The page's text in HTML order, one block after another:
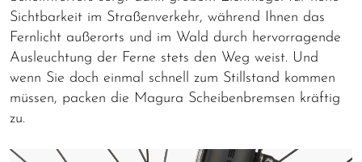
Sichtbarkeit im Straßenverkehr, während Ihnen das
Fernlicht außerorts und im Wald durch hervorragende
Ausleuchtung der Ferne stets den Weg weist. Und
wenn Sie doch einmal schnell zum Stillstand kommen
müssen, packen die Magura Scheibenbremsen kräftig
zu.